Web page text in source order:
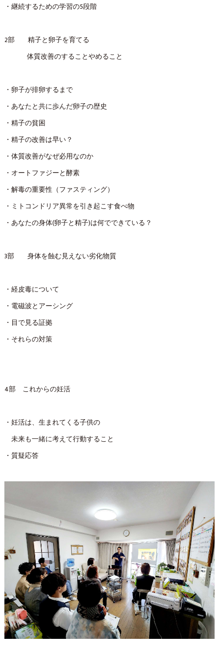
・継続するための学習の5段階
2部 精子と卵子を育てる
体質改善のすることやめること
・卵子が排卵するまで
・あなたと共に歩んだ卵子の歴史
・精子の貧困
・精子の改善は早い？
・体質改善がなぜ必用なのか
・オートファジーと酵素
・解毒の重要性（ファスティング）
・ミトコンドリア異常を引き起こす食べ物
・あなたの身体(卵子と精子)は何でできている？
3部 身体を蝕む見えない劣化物質
・経皮毒について
・電磁波とアーシング
・目で見る証拠
・それらの対策
4部 これからの妊活
・妊活は、生まれてくる子供の
未来も一緒に考えて行動すること
・質疑応答